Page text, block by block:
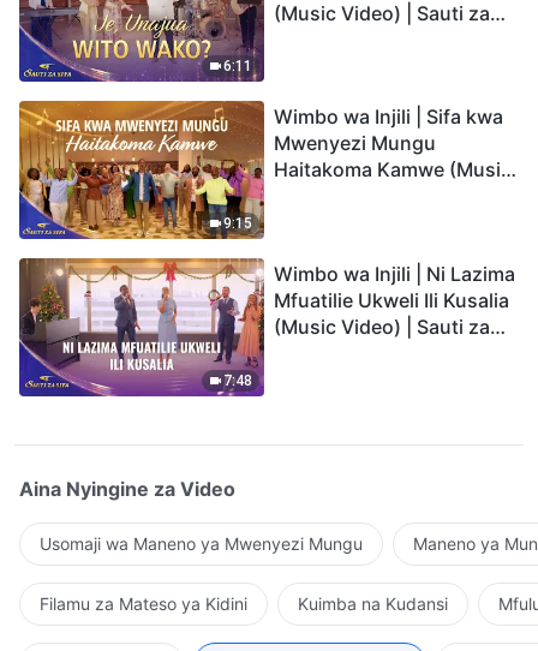
6:11
(Music Video) | Sauti za
9:15
Wimbo wa Injili | Sifa kwa
Mwenyezi Mungu
Haitakoma Kamwe (Music
7:48
Wimbo wa Injili | Ni Lazima
Mfuatilie Ukweli Ili Kusalia
(Music Video) | Sauti za
Aina Nyingine za Video
Usomaji wa Maneno ya Mwenyezi Mungu Maneno ya
Filamu za Mateso ya Kidini Kuimba na Kudansi